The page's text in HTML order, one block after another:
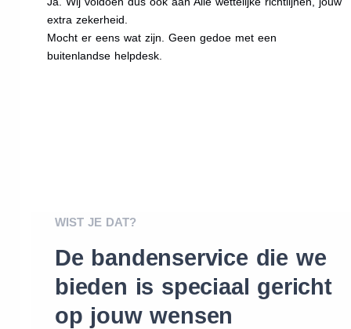
extra zekerheid.
Mocht er eens wat zijn. Geen gedoe met een
buitenlandse helpdesk.
WIST JE DAT?
De bandenservice die we
bieden is speciaal gericht
op jouw wensen